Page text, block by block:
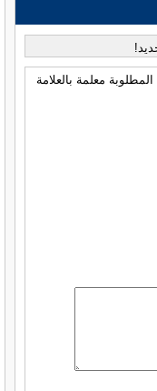
معلمة بالعلامة